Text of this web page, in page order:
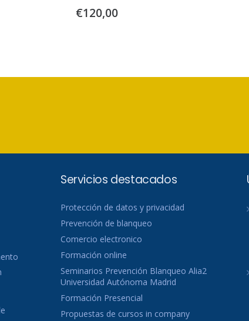
€120,00
Servicios destacados
Protección de datos y privacidad
Prevención de blanqueo
Comercio electronico
Formación online
Seminarios Prevención Blanqueo Alia2
Universidad Autónoma Madrid
Formación Presencial
Propuestas de cursos in company